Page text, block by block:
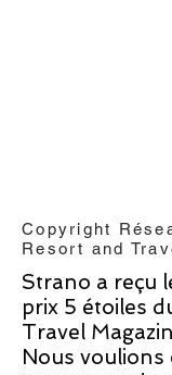
Copyright
Resort and
Strano a reçu
prix 5 étoiles
Travel
Nous voulions